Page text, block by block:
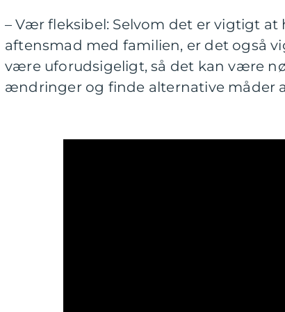
– Vær fleksibel: Selvom det er vigtigt
aftensmad med familien, er det også
være uforudsigeligt, så det kan være
ændringer og finde alternative måder